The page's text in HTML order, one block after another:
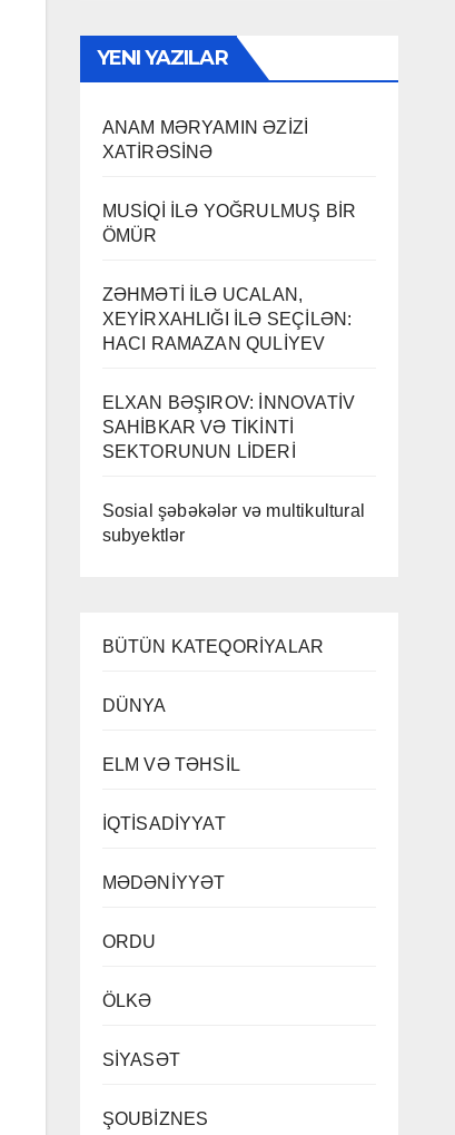
YENI YAZILAR
ANAM MƏRYAMIN ƏZİZİ
XATİRƏSİNƏ
MUSİQİ İLƏ YOĞRULMUŞ BİR
ÖMÜR
ZƏHMƏTİ İLƏ UCALAN,
XEYİRXAHLIĞI İLƏ SEÇİLƏN:
HACI RAMAZAN QULİYEV
ELXAN BƏŞIROV: İNNOVATİV
SAHİBKAR VƏ TİKİNTİ
SEKTORUNUN LİDERİ
Sosial şəbəkələr və multikultural
subyektlər
BÜTÜN KATEQORİYALAR
DÜNYA
ELM VƏ TƏHSİL
İQTİSADİYYAT
MƏDƏNİYYƏT
ORDU
ÖLKƏ
SİYASƏT
ŞOUBİZNES